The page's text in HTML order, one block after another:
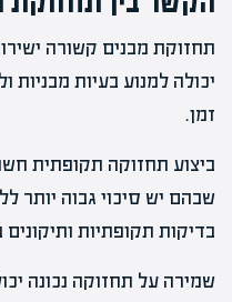
תחזוקת מבנים קשורה
יכולה למנוע בעיות מבניות
זמן.
ביצוע תחזוקה תקופתית
שבהם יש סיכוי גבוה יותר
בדיקות תקופתיות
שמירה על תחזוקה נכונה